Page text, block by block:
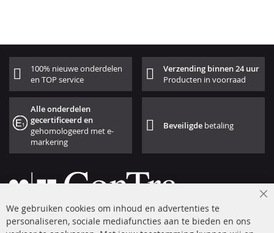
100% nieuwe onderdelen
en TOP service
Verzending binnen 24 uur
Producten in voorraad
Alle onderdelen
gecertificeerd en
gehomologeerd met e-
markering
Beveiligde betaling
We gebruiken cookies om inhoud en advertenties te
personaliseren, sociale mediafuncties aan te bieden en ons